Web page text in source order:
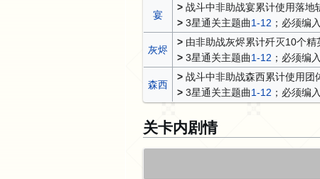
宴
> 战斗中非助战宴累计使用落地
> 3星通关主题曲1-12 ；必须编
灰烬
> 由非助战灰烬累计歼灭10个精
> 3星通关主题曲1-12 ；必须编
森西
> 战斗中非助战森西累计使用团
> 3星通关主题曲1-12 ；必须编
关卡内剧情